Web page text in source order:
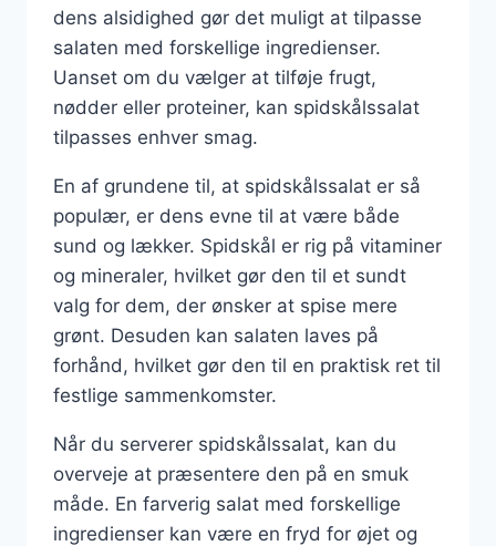
dens alsidighed gør det muligt at tilpasse
salaten med forskellige ingredienser.
Uanset om du vælger at tilføje frugt,
nødder eller proteiner, kan spidskålssalat
tilpasses enhver smag.
En af grundene til, at spidskålssalat er så
populær, er dens evne til at være både
sund og lækker. Spidskål er rig på vitaminer
og mineraler, hvilket gør den til et sundt
valg for dem, der ønsker at spise mere
grønt. Desuden kan salaten laves på
forhånd, hvilket gør den til en praktisk ret til
festlige sammenkomster.
Når du serverer spidskålssalat, kan du
overveje at præsentere den på en smuk
måde. En farverig salat med forskellige
ingredienser kan være en fryd for øjet og